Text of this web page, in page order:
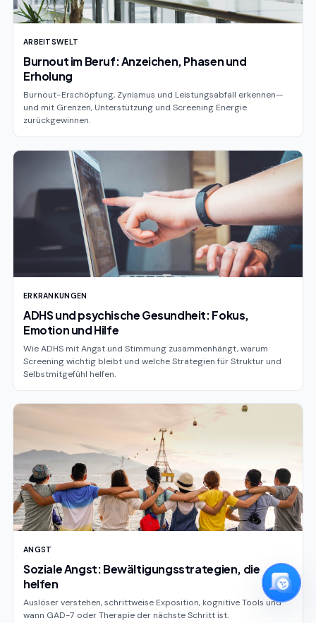
ARBEITSWELT
Burnout im Beruf: Anzeichen, Phasen und
Erholung
Burnout-Erschöpfung, Zynismus und Leistungsabfall erkennen—
und mit Grenzen, Unterstützung und Screening Energie
zurückgewinnen.
ERKRANKUNGEN
ADHS und psychische Gesundheit: Fokus,
Emotion und Hilfe
Wie ADHS mit Angst und Stimmung zusammenhängt, warum
Screening wichtig bleibt und welche Strategien für Struktur und
Selbstmitgefühl helfen.
ANGST
Soziale Angst: Bewältigungsstrategien, die
helfen
Auslöser verstehen, schrittweise Exposition, kognitive Tools und
wann GAD-7 oder Therapie der nächste Schritt ist.